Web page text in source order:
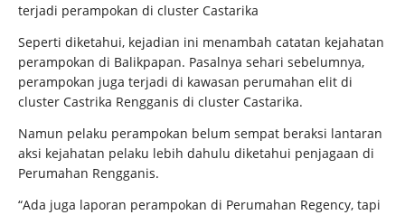
terjadi perampokan di cluster Castarika
Seperti diketahui, kejadian ini menambah catatan kejahatan
perampokan di Balikpapan. Pasalnya sehari sebelumnya,
perampokan juga terjadi di kawasan perumahan elit di
cluster Castrika Rengganis di cluster Castarika.
Namun pelaku perampokan belum sempat beraksi lantaran
aksi kejahatan pelaku lebih dahulu diketahui penjagaan di
Perumahan Rengganis.
“Ada juga laporan perampokan di Perumahan Regency, tapi